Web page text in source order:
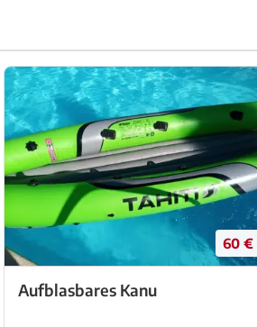
60 €
Aufblasbares Kanu